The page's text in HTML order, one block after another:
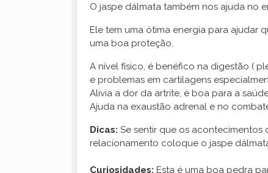
O jaspe dálmata também nos ajuda no
Ele tem uma ótima energia para ajudar
uma boa proteção.
A nível físico, é benéfico na digestão (
e problemas em cartilagens
Alivia a dor da artrite, é boa para a
Ajuda na exaustão adrenal e no
Dicas: Se sentir que os acontecimentos
relacionamento coloque o jaspe
Curiosidades: Esta é uma boa pedra